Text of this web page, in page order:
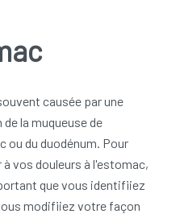
causée par une
la muqueuse de
ou du duodénum. Pour
à vos douleurs à l'estomac,
que vous identifiiez
modifiiez votre façon